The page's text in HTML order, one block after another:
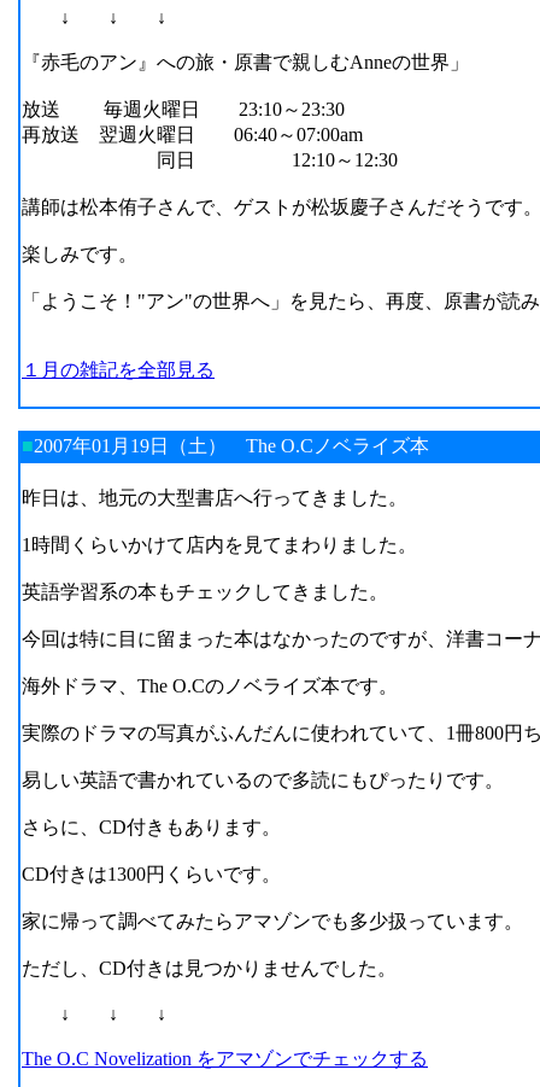
↓ ↓ ↓
『赤毛のアン』への旅・原書で親しむAnneの世界」
放送 毎週火曜日 23:10～23:30
再放送 翌週火曜日 06:40～07:00am
同日 12:10～12:30
講師は松本侑子さんで、ゲストが松坂慶子さんだそうです
楽しみです。
「ようこそ！"アン"の世界へ」を見たら、再度、原書が読
１月の雑記を全部見る
■2007年01月19日（土） The O.Cノベライズ本
昨日は、地元の大型書店へ行ってきました。
1時間くらいかけて店内を見てまわりました。
英語学習系の本もチェックしてきました。
今回は特に目に留まった本はなかったのですが、洋書コー
海外ドラマ、The O.Cのノベライズ本です。
実際のドラマの写真がふんだんに使われていて、1冊800円
易しい英語で書かれているので多読にもぴったりです。
さらに、CD付きもあります。
CD付きは1300円くらいです。
家に帰って調べてみたらアマゾンでも多少扱っています。
ただし、CD付きは見つかりませんでした。
↓ ↓ ↓
The O.C Novelization をアマゾンでチェックする